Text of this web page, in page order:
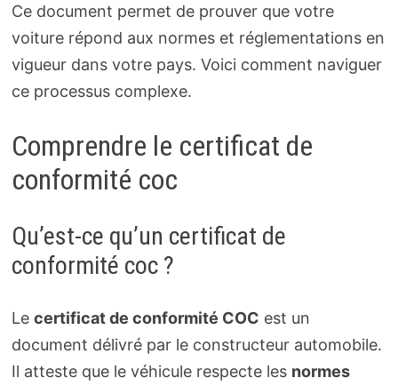
Ce document permet de prouver que votre
voiture répond aux normes et réglementations en
vigueur dans votre pays. Voici comment naviguer
ce processus complexe.
Comprendre le certificat de
conformité coc
Qu’est-ce qu’un certificat de
conformité coc ?
Le certificat de conformité COC est un
document délivré par le constructeur automobile.
Il atteste que le véhicule respecte les normes